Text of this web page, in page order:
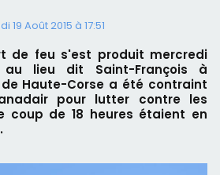
19 Août 2015 à 17:51
de feu s'est produit mercredi
au lieu dit Saint-François à
de Haute-Corse a été contraint
pour lutter contre les
coup de 18 heures étaient en